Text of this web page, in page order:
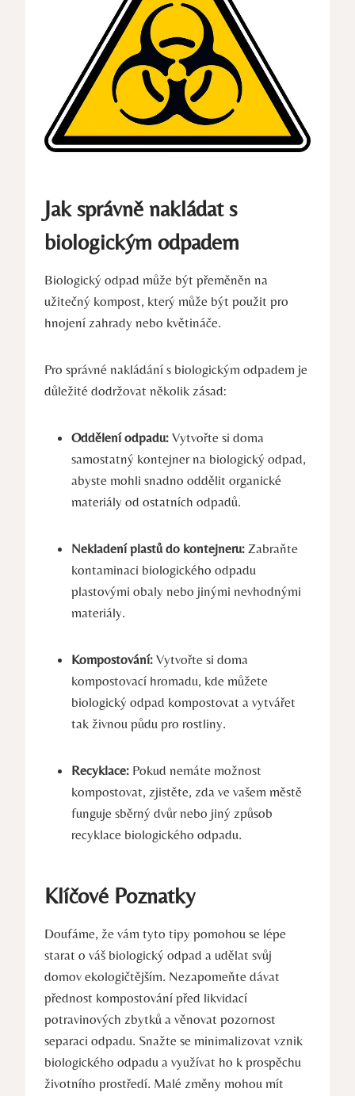
Jak správně nakládat s
biologickým odpadem
Biologický odpad může být přeměněn na
užitečný kompost, který může být použit pro
hnojení zahrady nebo květináče.
Pro správné nakládání s biologickým odpadem je
důležité dodržovat několik zásad:
Oddělení odpadu: Vytvořte si doma
samostatný kontejner na biologický odpad,
abyste mohli snadno oddělit organické
materiály od ostatních odpadů.
Nekladení plastů do kontejneru: Zabraňte
kontaminaci biologického odpadu
plastovými obaly nebo jinými nevhodnými
materiály.
Kompostování: Vytvořte si doma
kompostovací hromadu, kde můžete
biologický odpad kompostovat a vytvářet
tak živnou půdu pro rostliny.
Recyklace: Pokud nemáte možnost
kompostovat, zjistěte, zda ve vašem městě
funguje sběrný dvůr nebo jiný způsob
recyklace biologického odpadu.
Klíčové Poznatky
Doufáme, že vám tyto tipy pomohou se lépe
starat o váš biologický odpad a udělat svůj
domov ekologičtějším. Nezapomeňte dávat
přednost kompostování před likvidací
potravinových zbytků a věnovat pozornost
separaci odpadu. Snažte se minimalizovat vznik
biologického odpadu a využívat ho k prospěchu
životního prostředí. Malé změny mohou mít